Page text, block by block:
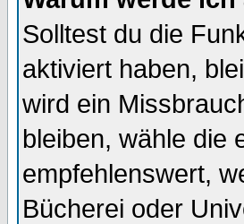
Solltest du die
aktiviert haben,
wird ein
bleiben, wähle die
empfehlenswert,
Bücherei oder